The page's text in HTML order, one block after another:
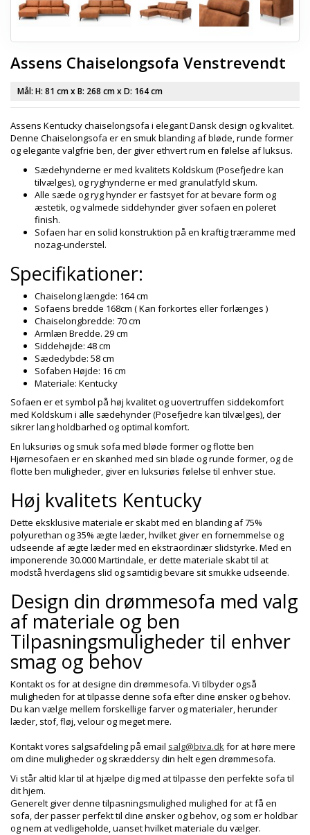
Assens Chaiselongsofa Venstrevendt
Mål: H: 81 cmx B: 268 cmx D: 164 cm
Assens Kentucky chaiselongsofa i elegant Dansk design og kvalitet.
Denne Chaiselongsofa er en smuk blanding af bløde, runde former
og elegante valgfrie ben, der giver ethvert rum en følelse af luksus.
Sædehynderne er med kvalitets Koldskum (Posefjedre kan
tilvælges), og ryghynderne er med granulatfyld skum.
Alle sæde og ryg hynder er fastsyet for at bevare form og
æstetik, og valmede siddehynder giver sofaen en poleret
finish.
Sofaen har en solid konstruktion på en kraftig træramme med
nozag-understel.
Specifikationer:
Chaiselong længde: 164 cm
Sofaens bredde 168cm ( Kan forkortes eller forlænges )
Chaiselongbredde: 70 cm
Armlæn Bredde. 29 cm
Siddehøjde: 48 cm
Sædedybde: 58 cm
Sofaben Højde: 16 cm
Materiale: Kentucky
Sofaen er et symbol på høj kvalitet og uovertruffen siddekomfort
med Koldskum i alle sædehynder (Posefjedre kan tilvælges), der
sikrer lang holdbarhed og optimal komfort.
En luksuriøs og smuk sofa med bløde former og flotte ben
Hjørnesofaen er en skønhed med sin bløde og runde former, og de
flotte ben muligheder, giver en luksuriøs følelse til enhver stue.
Høj kvalitets Kentucky
Dette eksklusive materiale er skabt med en blanding af 75%
polyurethan og 35% ægte læder, hvilket giver en fornemmelse og
udseende af ægte læder med en ekstraordinær slidstyrke. Med en
imponerende 30.000 Martindale, er dette materiale skabt til at
modstå hverdagens slid og samtidig bevare sit smukke udseende.
Design din drømmesofa med valg
af materiale og ben
Tilpasningsmuligheder til enhver
smag og behov
Kontakt os for at designe din drømmesofa. Vi tilbyder også
muligheden for at tilpasse denne sofa efter dine ønsker og behov.
Du kan vælge mellem forskellige farver og materialer, herunder
læder, stof, fløj, velour og meget mere.
Kontakt vores salgsafdeling på email salg@biva.dkfor at høre mere
om dine muligheder og skræddersy din helt egen drømmesofa.
Vi står altid klar til at hjælpe dig med at tilpasse den perfekte sofa til
dit hjem.
Generelt giver denne tilpasningsmulighed mulighed for at få en
sofa, der passer perfekt til dine ønsker og behov, og som er holdbar
og nem at vedligeholde, uanset hvilket materiale du vælger.